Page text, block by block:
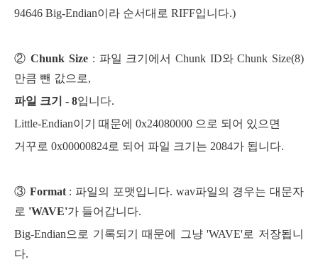
94646 Big-Endian이라 순서대로 RIFF입니다.)
②Chunk Size : 파일 크기에서 Chunk ID와 Chunk Size(8)
만큼 뺀 값으로,
파일 크기 - 8입니다.
Little-Endian이기 때문에 0x24080000 으로 되어 있으면
거꾸로 0x00000824로 되어 파일 크기는 2084가 됩니다.
③ Format: 파일의 포맷입니다. wav파일의 경우는 대문자
로 'WAVE'가 들어갑니다.
Big-Endian으로 기록되기 때문에 그냥 'WAVE'로 저장됩니
다.